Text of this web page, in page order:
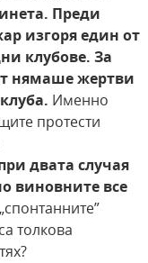
Преди
изгоря един от
клубове. За
нямаше жертви
Именно
протести
двата случая
виновните все
толкова